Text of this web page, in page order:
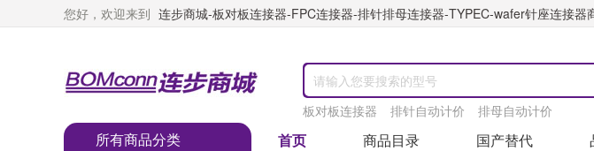
您好，欢迎来到 连步商城-板对板连接器-FPC连接器-排针排母连接器-TYPEC-wafer针座连接器
板对板连接器 排针自动计价 排母自动计价
所有商品分类 首页 商品目录 国产替代